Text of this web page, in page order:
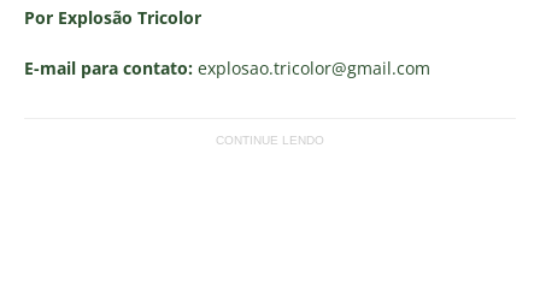
Por Explosão Tricolor
E-mail para contato: explosao.tricolor@gmail.com
CONTINUE LENDO